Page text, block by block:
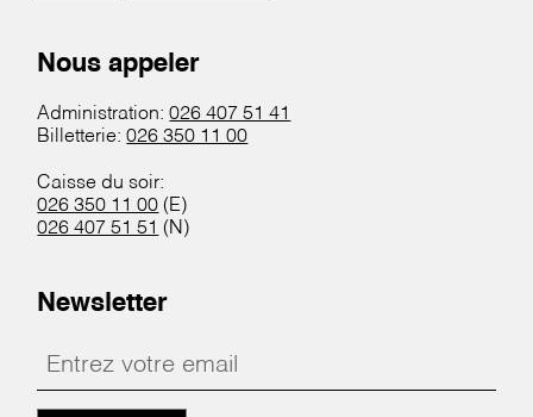
Nous appeler
Administration:026 407 51 41
Billetterie:026 350 11 00
Caisse du soir:
026 350 11 00 (E)
026 407 51 51 (N)
Newsletter